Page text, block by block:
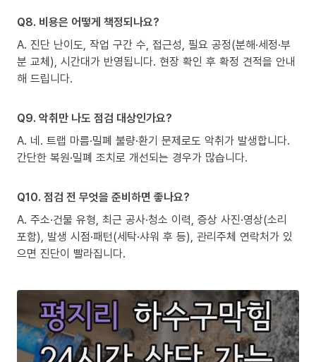
Q8. 비용은 어떻게 책정되나요?
A. 진단 난이도, 작업 구간 수, 접근성, 필요 공정(분해·세정·부
분 교체), 시간대가 반영됩니다. 현장 확인 후 확정 견적을 안내
해 드립니다.
Q9. 악취만 나도 점검 대상인가요?
A. 네. 트랩 마름·밀폐 불량·환기 문제로도 악취가 발생합니다.
간단한 복원·밀폐 조치로 개선되는 경우가 많습니다.
Q10. 점검 전 무엇을 준비하면 좋나요?
A. 주소·건물 유형, 최근 공사·청소 이력, 증상 사진·영상(소리
포함), 발생 시점·패턴(세탁·샤워 후 등), 관리주체 연락처가 있
으면 진단이 빨라집니다.